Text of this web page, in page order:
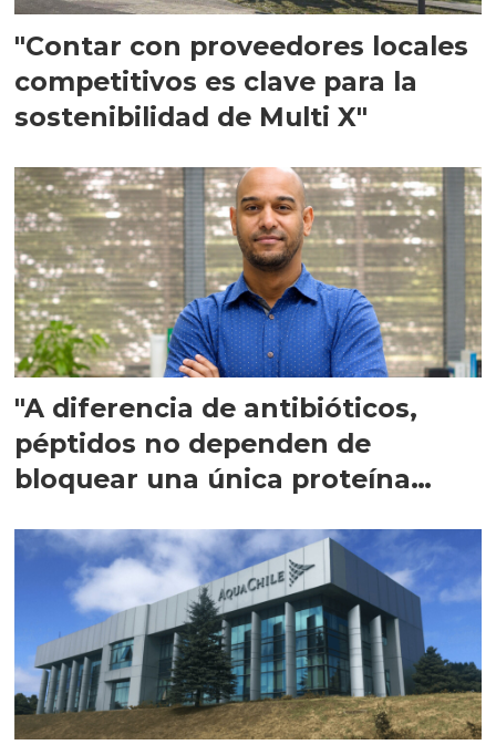
"Contar con proveedores locales
competitivos es clave para la
sostenibilidad de Multi X"
"A diferencia de antibióticos,
péptidos no dependen de
bloquear una única proteína